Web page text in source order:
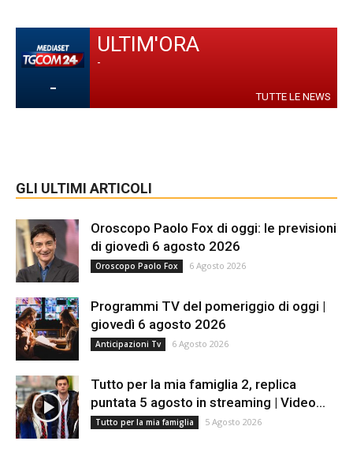
-
ULTIM'ORA
-
TUTTE LE NEWS
GLI ULTIMI ARTICOLI
Oroscopo Paolo Fox di oggi: le previsioni
di giovedì 6 agosto 2026
Oroscopo Paolo Fox 6 Agosto 2026
Programmi TV del pomeriggio di oggi |
giovedì 6 agosto 2026
Anticipazioni Tv 6 Agosto 2026
Tutto per la mia famiglia 2, replica
puntata 5 agosto in streaming | Video...
Tutto per la mia famiglia 5 Agosto 2026